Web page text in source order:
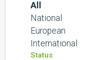
All
National
European
International
Status